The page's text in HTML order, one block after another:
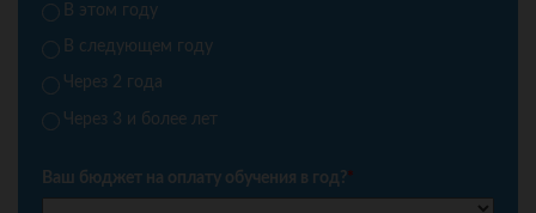
В этом году
В следующем году
Через 2 года
Через 3 и более лет
Ваш бюджет на оплату обучения в год?*